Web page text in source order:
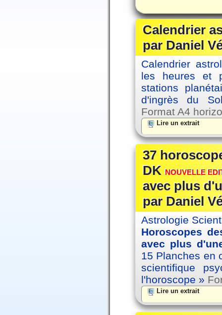
Calendrier
par Daniel
Calendrier
les heures et
stations
d'ingrès du
Format A4
Lire un extrait
37
DKNOUVELLE
avec plus
par Daniel
Astrologie
Horoscopes
avec plus
15 Planches en
scientifique
l'horoscope »
Lire un extrait